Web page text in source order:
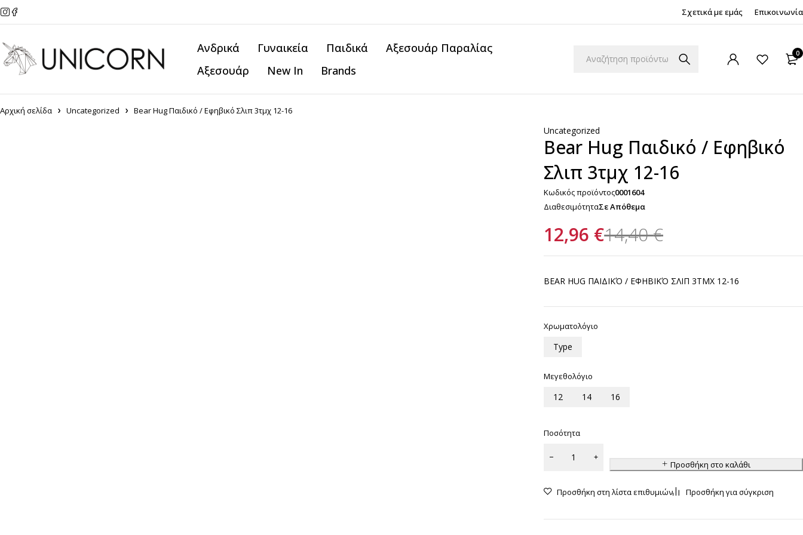
Σχετικά με εμάς Επικοινωνία
Ανδρικά Γυναικεία Παιδικά
Αξεσουάρ Παραλίας
Αξεσουάρ
New In Brands
0
Αρχική σελίδα Uncategorized Bear Hug Παιδικό / Εφηβικό Σλιπ 3τμχ 12-16
Uncategorized
Bear Hug Παιδικό / Εφηβικό
Σλιπ 3τμχ 12-16
Κωδικός προϊόντος0001604
ΔιαθεσιμότηταΣε Απόθεμα
14,40€
12,96 €
BEAR HUG ΠΑΙΔΙΚΌ / ΕΦΗΒΙΚΌ ΣΛΙΠ 3ΤΜΧ 12-16
Χρωματολόγιο
Type
Μεγεθολόγιο
12 14 16
Ποσότητα
Προσθήκη στο καλάθι